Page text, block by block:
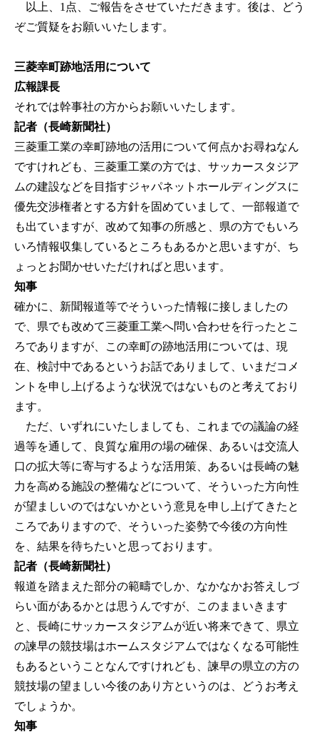
以上、1点、ご報告をさせていただきます。後は、どう
ぞご質疑をお願いいたします。
三菱幸町跡地活用について
広報課長
それでは幹事社の方からお願いいたします。
記者（長崎新聞社）
三菱重工業の幸町跡地の活用について何点かお尋ねなん
ですけれども、三菱重工業の方では、サッカースタジア
ムの建設などを目指すジャパネットホールディングスに
優先交渉権者とする方針を固めていまして、一部報道で
も出ていますが、改めて知事の所感と、県の方でもいろ
いろ情報収集しているところもあるかと思いますが、ち
ょっとお聞かせいただければと思います。
知事
確かに、新聞報道等でそういった情報に接しましたの
で、県でも改めて三菱重工業へ問い合わせを行ったとこ
ろでありますが、この幸町の跡地活用については、現
在、検討中であるというお話でありまして、いまだコメ
ントを申し上げるような状況ではないものと考えており
ます。
ただ、いずれにいたしましても、これまでの議論の経
過等を通して、良質な雇用の場の確保、あるいは交流人
口の拡大等に寄与するような活用策、あるいは長崎の魅
力を高める施設の整備などについて、そういった方向性
が望ましいのではないかという意見を申し上げてきたと
ころでありますので、そういった姿勢で今後の方向性
を、結果を待ちたいと思っております。
記者（長崎新聞社）
報道を踏まえた部分の範疇でしか、なかなかお答えしづ
らい面があるかとは思うんですが、このままいきます
と、長崎にサッカースタジアムが近い将来できて、県立
の諫早の競技場はホームスタジアムではなくなる可能性
もあるということなんですけれども、諫早の県立の方の
競技場の望ましい今後のあり方というのは、どうお考え
でしょうか。
知事